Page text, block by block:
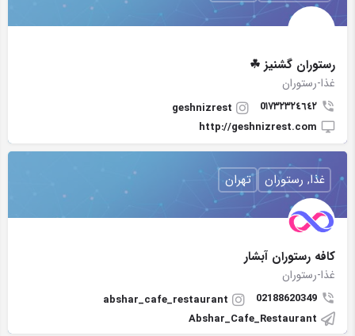
رستوران گشنیز ☘
غذا-رستوران
0١٧٣٢٣٢٤٦٤٢
geshnizrest
http://geshnizrest.com
كافه رستوران آبشار
غذا-رستوران
02188620349
abshar_cafe_restaurant
Abshar_Cafe_Restaurant
غذا, رستوران تهران